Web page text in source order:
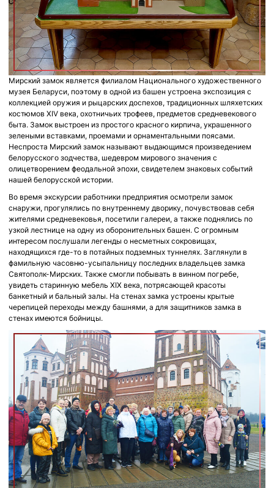
Мирский замок является филиалом Национального художественного
музея Беларуси, поэтому в одной из башен устроена экспозиция с
коллекцией оружия и рыцарских доспехов, традиционных шляхетских
костюмов XIV века, охотничьих трофеев, предметов средневекового
быта. Замок выстроен из простого красного кирпича, украшенного
зелеными вставками, проемами и орнаментальными поясами.
Неспроста Мирский замок называют выдающимся произведением
белорусского зодчества, шедевром мирового значения с
олицетворением феодальной эпохи, свидетелем знаковых событий
нашей белорусской истории.
Во время экскурсии работники предприятия осмотрели замок
снаружи, прогулялись по внутреннему дворику, почувствовав себя
жителями средневековья, посетили галереи, а также поднялись по
узкой лестнице на одну из оборонительных башен. С огромным
интересом послушали легенды о несметных сокровищах,
находящихся где-то в потайных подземных туннелях. Заглянули в
фамильную часовню-усыпальницу последних владельцев замка
Святополк-Мирских. Также смогли побывать в винном погребе,
увидеть старинную мебель XIX века, потрясающей красоты
банкетный и бальный залы. На стенах замка устроены крытые
черепицей переходы между башнями, а для защитников замка в
стенах имеются бойницы.